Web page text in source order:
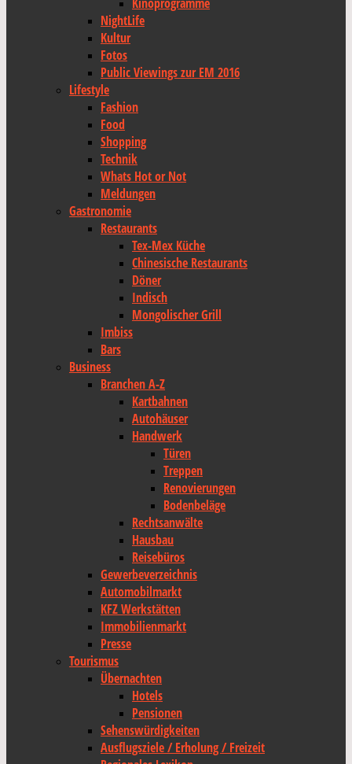
NightLife
Kultur
Fotos
Public Viewings zur EM 2016
Lifestyle
Fashion
Food
Shopping
Technik
Whats Hot or Not
Meldungen
Gastronomie
Restaurants
Tex-Mex Küche
Chinesische Restaurants
Döner
Indisch
Mongolischer Grill
Imbiss
Bars
Business
Branchen A-Z
Kartbahnen
Autohäuser
Handwerk
Türen
Treppen
Renovierungen
Bodenbeläge
Rechtsanwälte
Hausbau
Reisebüros
Gewerbeverzeichnis
Automobilmarkt
KFZ Werkstätten
Immobilienmarkt
Presse
Tourismus
Übernachten
Hotels
Pensionen
Sehenswürdigkeiten
Ausflugsziele / Erholung / Freizeit